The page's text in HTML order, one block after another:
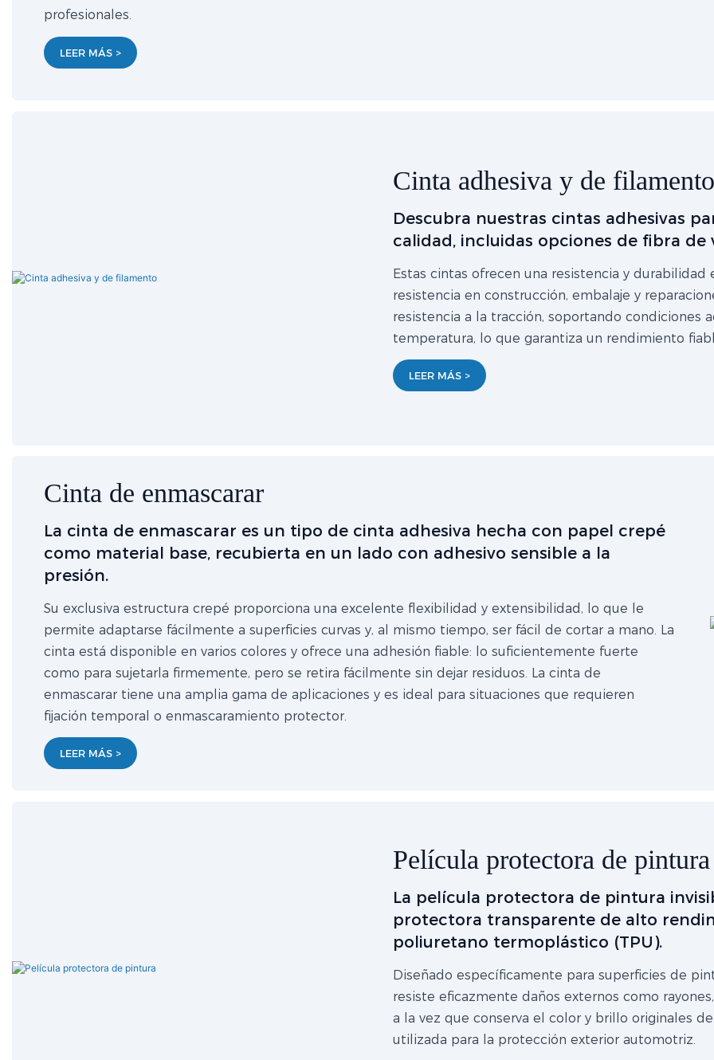
profesionales.
LEER MÁS >
Cinta adhesiva y de
Descubra nuestras cintas adhesivas
calidad, incluidas opciones de fibra de
Estas cintas ofrecen una resistencia y
resistencia en construcción, embalaje y
resistencia a la tracción, soportando condiciones
temperatura, lo que garantiza un rendimiento
LEER MÁS >
Cinta de enmascarar
La cinta de enmascarar es un tipo de cinta adhesiva hecha con papel crepé
como material base, recubierta en un lado con adhesivo sensible a la
presión.
Su exclusiva estructura crepé proporciona una excelente flexibilidad y extensibilidad, lo que le
permite adaptarse fácilmente a superficies curvas y, al mismo tiempo, ser fácil de cortar a mano. La
cinta está disponible en varios colores y ofrece una adhesión fiable: lo suficientemente fuerte
como para sujetarla firmemente, pero se retira fácilmente sin dejar residuos. La cinta de
enmascarar tiene una amplia gama de aplicaciones y es ideal para situaciones que requieren
fijación temporal o enmascaramiento protector.
LEER MÁS >
Película protectora de pintura
La película protectora de pintura
protectora transparente de alto
poliuretano termoplástico (TPU).
Diseñado específicamente para superficies de
resiste eficazmente daños externos como
a la vez que conserva el color y brillo originales
utilizada para la protección exterior automotriz.